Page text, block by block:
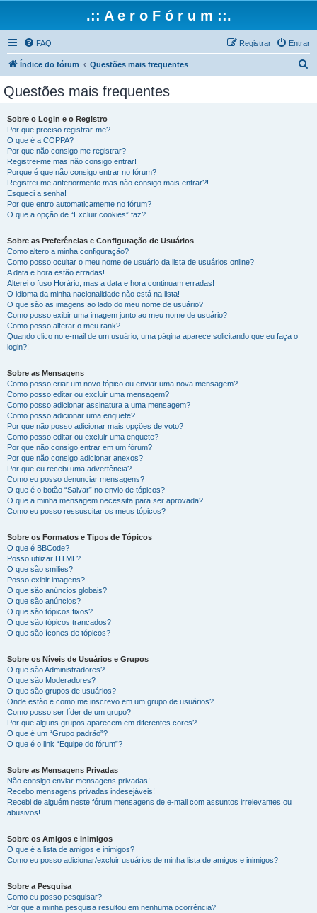
.:: A e r o F ó r u m ::.
FAQ Entrar
Registrar
Índice do fórum Questões mais frequentes
Questões mais frequentes
Sobre o Login e o Registro
Por que preciso registrar-me?
O que é a COPPA?
Por que não consigo me registrar?
Registrei-me mas não consigo entrar!
Porque é que não consigo entrar no fórum?
Registrei-me anteriormente mas não consigo mais entrar?!
Esqueci a senha!
Por que entro automaticamente no fórum?
O que a opção de “Excluir cookies” faz?
Sobre as Preferências e Configuração de Usuários
Como altero a minha configuração?
Como posso ocultar o meu nome de usuário da lista de usuários online?
A data e hora estão erradas!
Alterei o fuso Horário, mas a data e hora continuam erradas!
O idioma da minha nacionalidade não está na lista!
O que são as imagens ao lado do meu nome de usuário?
Como posso exibir uma imagem junto ao meu nome de usuário?
Como posso alterar o meu rank?
Quando clico no e-mail de um usuário, uma página aparece solicitando que eu faça o
login?!
Sobre as Mensagens
Como posso criar um novo tópico ou enviar uma nova mensagem?
Como posso editar ou excluir uma mensagem?
Como posso adicionar assinatura a uma mensagem?
Como posso adicionar uma enquete?
Por que não posso adicionar mais opções de voto?
Como posso editar ou excluir uma enquete?
Por que não consigo entrar em um fórum?
Por que não consigo adicionar anexos?
Por que eu recebi uma advertência?
Como eu posso denunciar mensagens?
O que é o botão “Salvar” no envio de tópicos?
O que a minha mensagem necessita para ser aprovada?
Como eu posso ressuscitar os meus tópicos?
Sobre os Formatos e Tipos de Tópicos
O que é BBCode?
Posso utilizar HTML?
O que são smilies?
Posso exibir imagens?
O que são anúncios globais?
O que são anúncios?
O que são tópicos fixos?
O que são tópicos trancados?
O que são ícones de tópicos?
Sobre os Níveis de Usuários e Grupos
O que são Administradores?
O que são Moderadores?
O que são grupos de usuários?
Onde estão e como me inscrevo em um grupo de usuários?
Como posso ser líder de um grupo?
Por que alguns grupos aparecem em diferentes cores?
O que é um “Grupo padrão”?
O que é o link “Equipe do fórum”?
Sobre as Mensagens Privadas
Não consigo enviar mensagens privadas!
Recebo mensagens privadas indesejáveis!
Recebi de alguém neste fórum mensagens de e-mail com assuntos irrelevantes ou
abusivos!
Sobre os Amigos e Inimigos
O que é a lista de amigos e inimigos?
Como eu posso adicionar/excluir usuários de minha lista de amigos e inimigos?
Sobre a Pesquisa
Como eu posso pesquisar?
Por que a minha pesquisa resultou em nenhuma ocorrência?